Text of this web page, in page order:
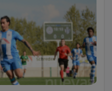
vivienda de
incendio